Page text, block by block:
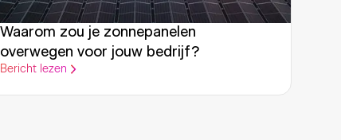
Waarom zou je zonnepanelen
overwegen voor jouw bedrijf?
Bericht lezen